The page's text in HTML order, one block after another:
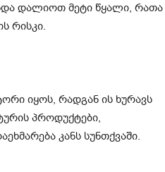
დალიოთ მეტი წყალი, რათა
რისკი.
იყოს, რადგან ის ხურავს
პროდუქტები,
კანს სუნთქვაში.